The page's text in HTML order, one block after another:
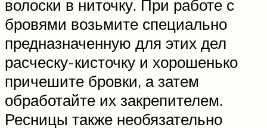
волоски в ниточку. При работе с
бровями возьмите специально
предназначенную для этих дел
расческу-кисточку и хорошенько
причешите бровки, а затем
обработайте их закрепителем.
Ресницы также необязательно